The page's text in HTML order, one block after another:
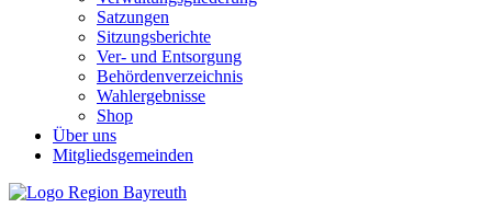
Satzungen
Sitzungsberichte
Ver- und Entsorgung
Behördenverzeichnis
Wahlergebnisse
Shop
Über uns
Mitgliedsgemeinden